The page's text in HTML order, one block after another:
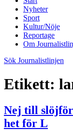
Nyheter
Sport
Kultur/Nöje
Reportage
Om
Sök Journalistlinjen
Etikett:
Nej till
het för L